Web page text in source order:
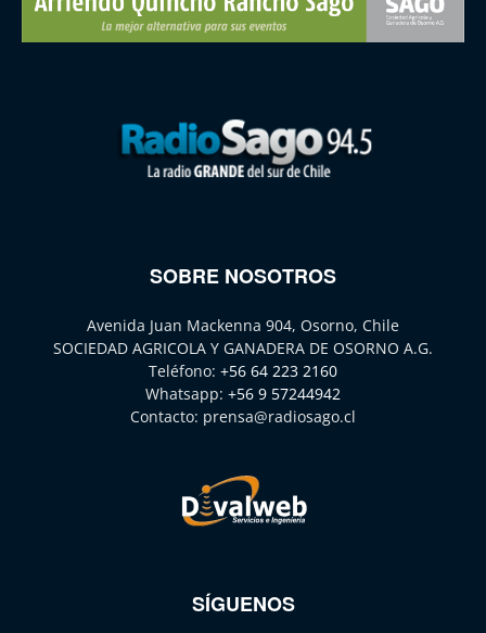
SOBRE NOSOTROS
Avenida Juan Mackenna 904, Osorno, Chile
SOCIEDAD AGRICOLA Y GANADERA DE OSORNO A.G.
Teléfono: +56 64 223 2160
Whatsapp: +56 9 57244942
Contacto: prensa@radiosago.cl
SÍGUENOS